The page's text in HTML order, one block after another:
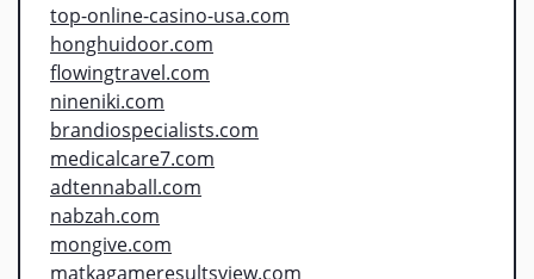
top-online-casino-usa.com
honghuidoor.com
flowingtravel.com
nineniki.com
brandiospecialists.com
medicalcare7.com
adtennaball.com
nabzah.com
mongive.com
matkagameresultsview.com